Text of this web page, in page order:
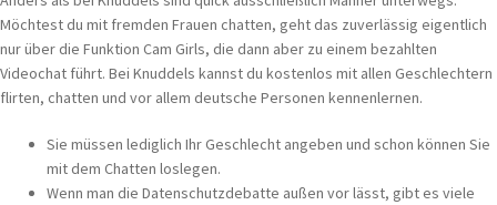
Möchtest du mit fremden Frauen chatten, geht das zuverlässig eigentlich
nur über die Funktion Cam Girls, die dann aber zu einem bezahlten
Videochat führt. Bei Knuddels kannst du kostenlos mit allen Geschlechtern
flirten, chatten und vor allem deutsche Personen kennenlernen.
Sie müssen lediglich Ihr Geschlecht angeben und schon können Sie
mit dem Chatten loslegen.
Wenn man die Datenschutzdebatte außen vor lässt, gibt es viele